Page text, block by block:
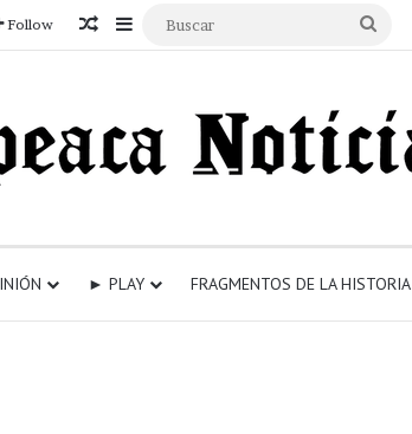
Follow Articulo aleatorio
Sidebar
► PLAY FRAGMENTOS DE LA HISTORIA